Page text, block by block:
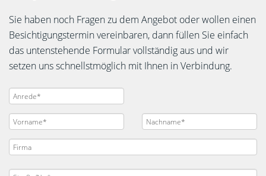
Sie haben noch Fragen zu dem Angebot oder wollen einen
Besichtigungstermin vereinbaren, dann füllen Sie einfach
das untenstehende Formular vollständig aus und wir
setzen uns schnellstmöglich mit Ihnen in Verbindung.